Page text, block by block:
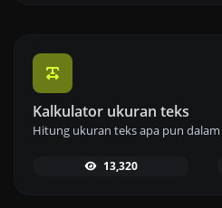
Kalkulator ukuran teks
13,320